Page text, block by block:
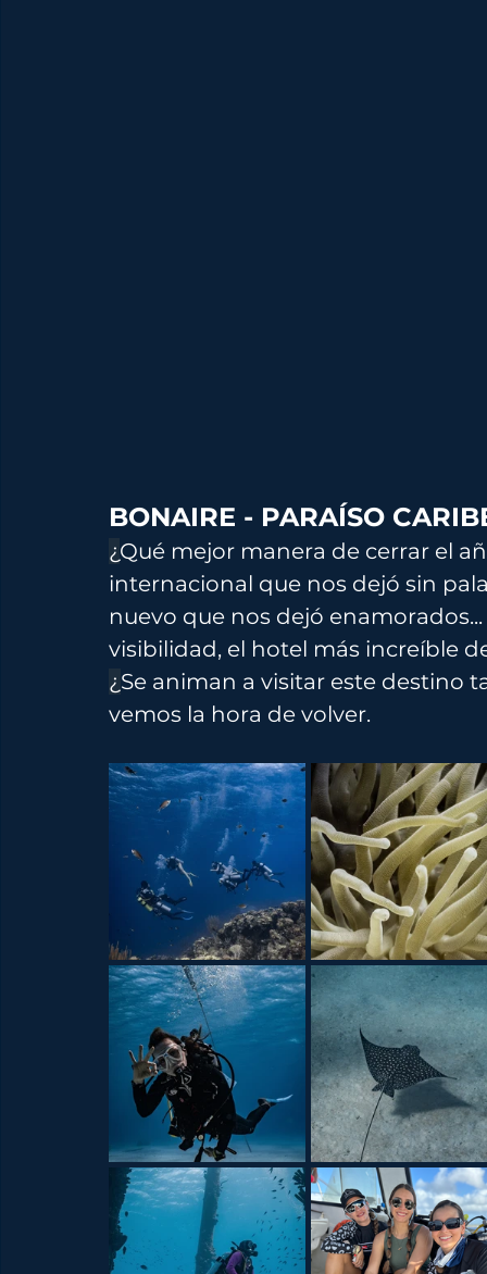
BONAIRE - PARAÍSO
¿Qué mejor manera de cerrar el
internacional que nos dejó sin
nuevo que nos dejó
visibilidad, el hotel más increíble
¿ Se animan a visitar este destino
vemos la hora de volver.